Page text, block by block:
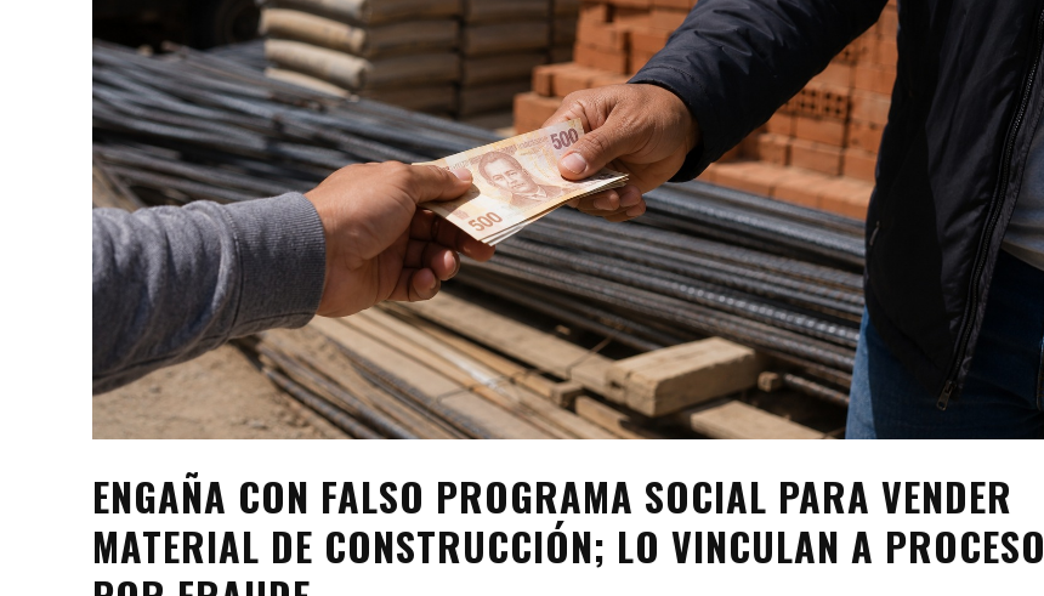
ENGAÑA CON FALSO PROGRAMA SOCIAL PARA VENDER
MATERIAL DE CONSTRUCCIÓN; LO VINCULAN A PROCESO